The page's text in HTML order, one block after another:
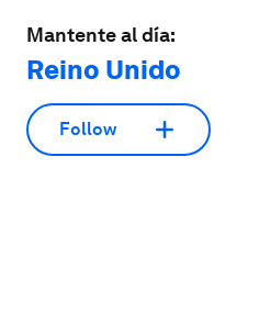
Mantente al día:
Reino Unido
Follow